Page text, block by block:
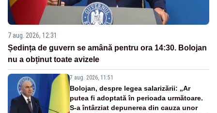
7 aug. 2026, 12:31
Ședința de guvern se amână pentru ora 14:30. Bolojan
nu a obținut toate avizele
7 aug. 2026, 11:51
Bolojan, despre legea salarizării: „Ar
putea fi adoptată în perioada următoare.
S-a întârziat depunerea din cauza unor